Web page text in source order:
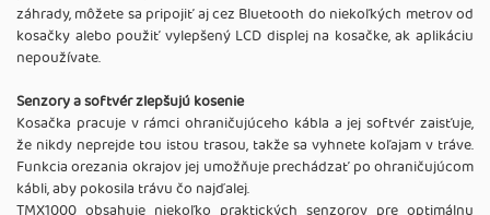
záhrady, môžete sa pripojiť aj cez Bluetooth do niekoľkých metrov od
kosačky alebo použiť vylepšený LCD displej na kosačke, ak aplikáciu
nepoužívate.
Senzory a softvér zlepšujú kosenie
Kosačka pracuje v rámci ohraničujúceho kábla a jej softvér zaisťuje,
že nikdy neprejde tou istou trasou, takže sa vyhnete koľajam v tráve.
Funkcia orezania okrajov jej umožňuje prechádzať po ohraničujúcom
kábli, aby pokosila trávu čo najďalej.